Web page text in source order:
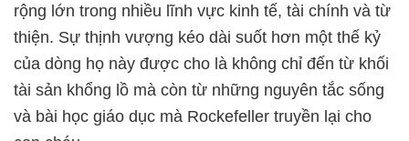
rộng lớn trong nhiều lĩnh vực kinh tế, tài chính và từ
thiện. Sự thịnh vượng kéo dài suốt hơn một thế kỷ
của dòng họ này được cho là không chỉ đến từ khối
tài sản khổng lồ mà còn từ những nguyên tắc sống
và bài học giáo dục mà Rockefeller truyền lại cho